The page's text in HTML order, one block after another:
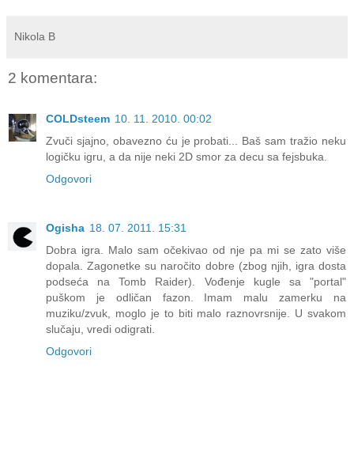
Nikola B
2 komentara:
COLDsteem 10. 11. 2010. 00:02
Zvuči sjajno, obavezno ću je probati... Baš sam tražio neku
logičku igru, a da nije neki 2D smor za decu sa fejsbuka.
Odgovori
Ogisha 18. 07. 2011. 15:31
Dobra igra. Malo sam očekivao od nje pa mi se zato više
dopala. Zagonetke su naročito dobre (zbog njih, igra dosta
podseća na Tomb Raider). Vođenje kugle sa "portal"
puškom je odličan fazon. Imam malu zamerku na
muziku/zvuk, moglo je to biti malo raznovrsnije. U svakom
slučaju, vredi odigrati.
Odgovori